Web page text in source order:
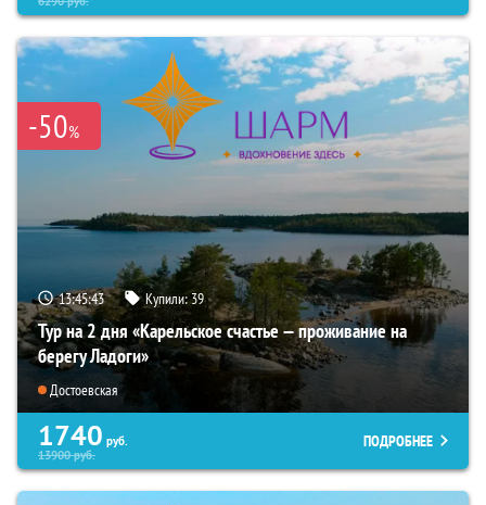
-50%
13:45:42 Купили:39
Тур на 2 дня «Карельское счастье — проживание на
берегу Ладоги»
Достоевская
1740 руб.
13900руб.
ПОДРОБНЕЕ